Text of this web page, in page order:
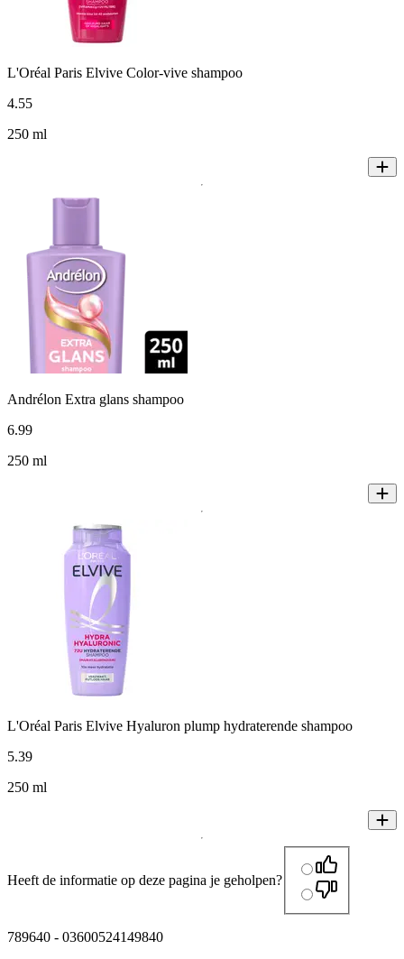
L'Oréal Paris Elvive Color-vive shampoo
4.55
250 ml
Andrélon Extra glans shampoo
6.99
250 ml
L'Oréal Paris Elvive Hyaluron plump hydraterende shampoo
5.39
250 ml
Heeft de informatie op deze pagina je geholpen?
789640 - 03600524149840